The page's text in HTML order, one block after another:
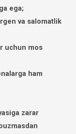
ega;
va salomatlik
uchun mos
ham
zarar